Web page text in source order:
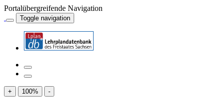
Portalübergreifende Navigation
Toggle navigation
+ 100% -